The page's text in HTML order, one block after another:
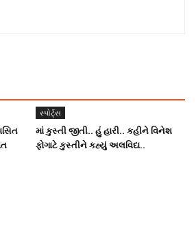
સ્પોર્ટ્સ
માં કુસ્તી જીતી.. હું હારી.. કહીને વિનેશ
ફોગાટે કુસ્તીને કહ્યું અલવિદા..